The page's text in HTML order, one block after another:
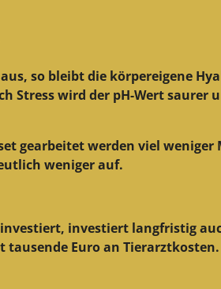
so bleibt die körpereigene
Stress wird der pH-Wert saurer
gearbeitet werden viel weniger
weniger auf.
investiert langfristig
tausende Euro an Tierarztkosten.